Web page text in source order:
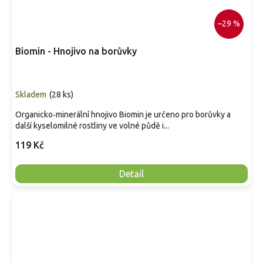
–29 %
Biomin - Hnojivo na borůvky
Skladem (28 ks)
119 Kč
Detail
Organicko‑minerální hnojivo Biomin je určeno pro borůvky a
další kyselomilné rostliny ve volné půdě i...